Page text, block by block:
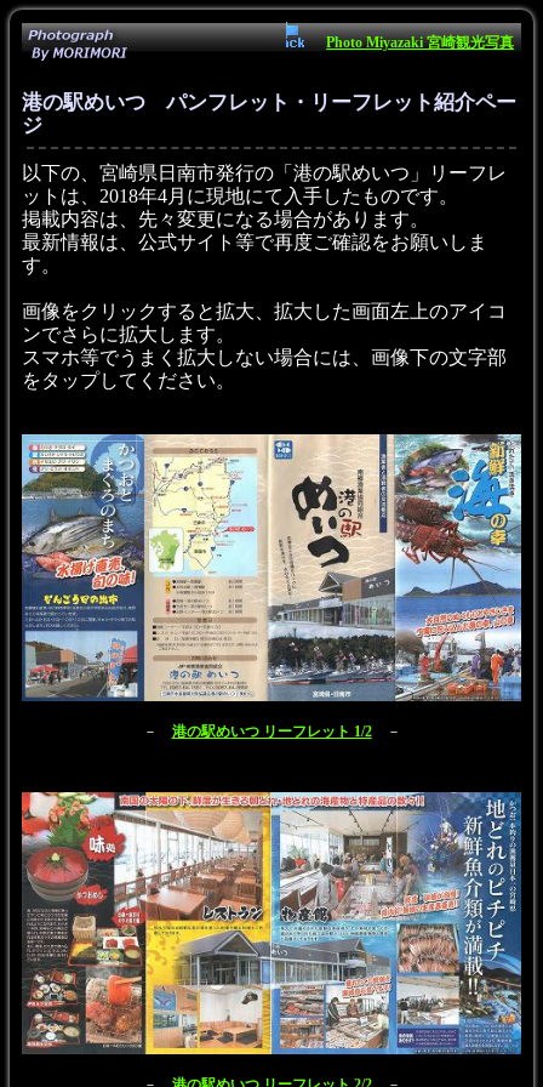
Photo Miyazaki 宮崎観光写真
港の駅めいつ パンフレット・リーフレット紹介ペー
ジ
以下の、宮崎県日南市発行の「港の駅めいつ」リーフレ
ットは、2018年4月に現地にて入手したものです。
掲載内容は、先々変更になる場合があります。
最新情報は、公式サイト等で再度ご確認をお願いしま
す。
画像をクリックすると拡大、拡大した画面左上のアイコ
ンでさらに拡大します。
スマホ等でうまく拡大しない場合には、画像下の文字部
をタップしてください。
－ 港の駅めいつ リーフレット 1/2－